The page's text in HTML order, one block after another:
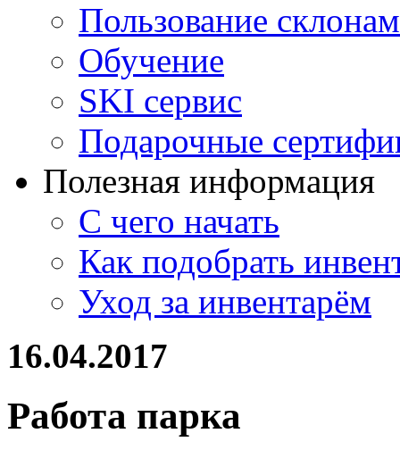
Пользование
Обучение
SKI сервис
Подарочные
Полезная информация
С чего начать
Как подобрать
Уход за инвентарём
16.04.2017
Работа парка